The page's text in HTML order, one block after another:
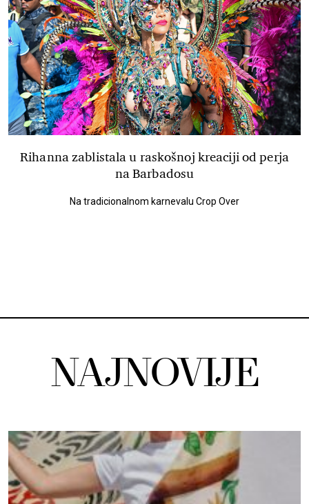
Rihanna zablistala u raskošnoj kreaciji od perja
na Barbadosu
Na tradicionalnom karnevalu Crop Over
NAJNOVIJE